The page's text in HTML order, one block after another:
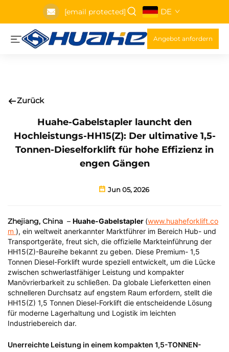
[email protected] DE
Angebot anfordern
Zurück
Huahe-Gabelstapler launcht den
Hochleistungs-HH15(Z): Der ultimative 1,5-
Tonnen-Dieselforklift für hohe Effizienz in
engen Gängen
Jun 05, 2026
Zhejiang, China – Huahe-Gabelstapler (www.huaheforklift.co
m ), ein weltweit anerkannter Marktführer im Bereich Hub- und
Transportgeräte, freut sich, die offizielle Markteinführung der
HH15(Z)-Baureihe bekannt zu geben. Diese Premium- 1,5
Tonnen Diesel-Forklift wurde speziell entwickelt, um die Lücke
zwischen schwerlastfähiger Leistung und kompakter
Manövrierbarkeit zu schließen. Da globale Lieferketten einen
schnelleren Durchsatz auf engstem Raum erfordern, stellt die
HH15(Z) 1,5 Tonnen Diesel-Forklift die entscheidende Lösung
für moderne Lagerhaltung und Logistik im leichten
Industriebereich dar.
Unerreichte Leistung in einem kompakten 1,5-TONNEN-